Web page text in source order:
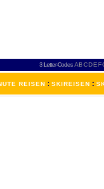
3 Letter-Codes ABCDEF
REISEN : SKIREISEN :